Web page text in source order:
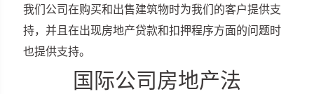
我们公司在购买和出售建筑物时为我们的客户提供支
持，并且在出现房地产贷款和扣押程序方面的问题时
也提供支持。
国际公司房地产法